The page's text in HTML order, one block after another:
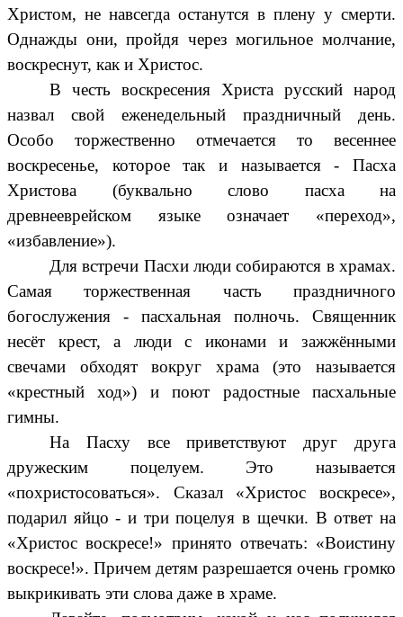
Христом, не навсегда останутся в плену у смерти.
Однажды они, пройдя через могильное молчание,
воскреснут, как и Христос.
В честь воскресения Христа русский народ
назвал свой еженедельный праздничный день.
Особо торжественно отмечается то весеннее
воскресенье, которое так и называется - Пасха
Христова (буквально слово пасха на
древнееврейском языке означает «переход»,
«избавление»).
Для встречи Пасхи люди собираются в храмах.
Самая торжественная часть праздничного
богослужения - пасхальная полночь. Священник
несёт крест, а люди с иконами и зажжёнными
свечами обходят вокруг храма (это называется
«крестный ход») и поют радостные пасхальные
гимны.
На Пасху все приветствуют друг друга
дружеским поцелуем. Это называется
«похристосоваться». Сказал «Христос воскресе»,
подарил яйцо - и три поцелуя в щечки. В ответ на
«Христос воскресе!» принято отвечать: «Воистину
воскресе!». Причем детям разрешается очень громко
выкрикивать эти слова даже в храме.